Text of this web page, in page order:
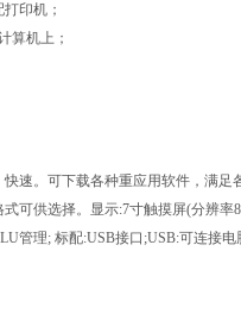
印机；
算机上；
速。可下载各种重应用软件，满
可供选择。显示:7寸触摸屏(分辨
管理; 标配:USB接口;USB:可连接